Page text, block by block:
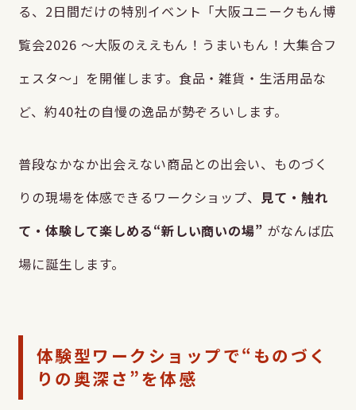
る、2日間だけの特別イベント「大阪ユニークもん博
覧会2026 ～大阪のええもん！うまいもん！大集合フ
ェスタ～」を開催します。食品・雑貨・生活用品な
ど、約40社の自慢の逸品が勢ぞろいします。
普段なかなか出会えない商品との出会い、ものづく
りの現場を体感できるワークショップ、 見て・触れ
て・体験して楽しめる“新しい商いの場” がなんば広
場に誕生します。
体験型ワークショップで“ものづく
りの奥深さ”を体感